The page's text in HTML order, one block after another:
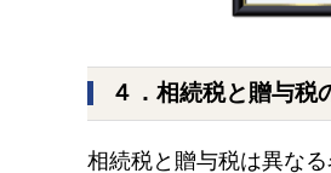
４．相続税と贈与税
相続税と贈与税は異な